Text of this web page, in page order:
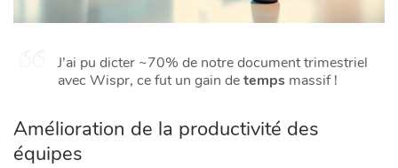
J’ai pu dicter ~70% de notre document trimestriel
avec Wispr, ce fut un gain detemps massif !
Amélioration de la productivité des
équipes